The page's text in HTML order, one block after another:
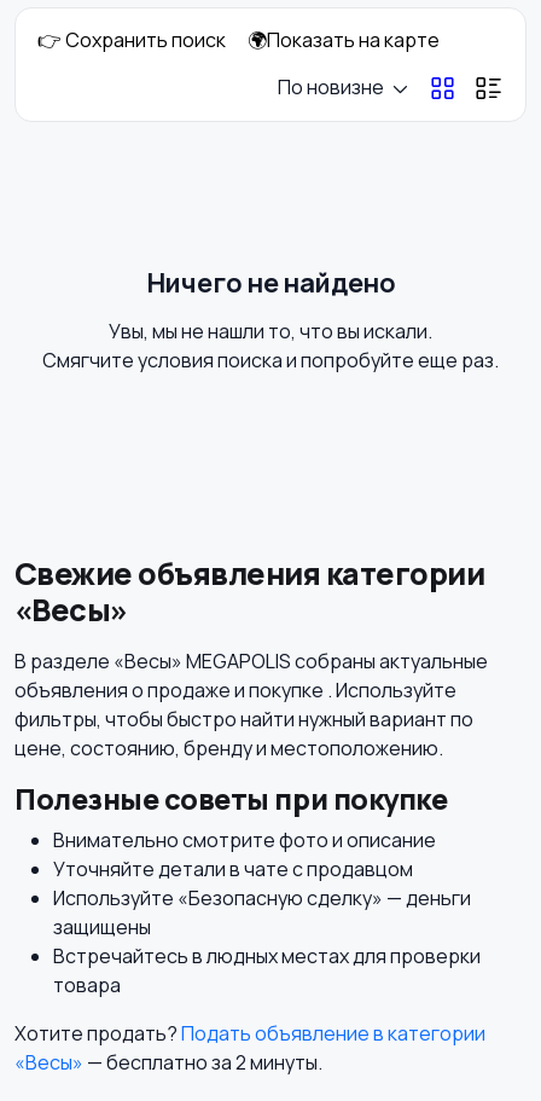
Плиты и духовые
Приготовление
Пылесосы и
оборудование
👉 Сохранить поиск
🌍Показать на карте
По новизне
Ничего не найдено
Увы, мы не нашли то, что вы искали.
Смягчите условия поиска и попробуйте еще раз.
Свежие объявления категории
«Весы»
В разделе «Весы» MEGAPOLIS собраны актуальные
объявления о продаже и покупке . Используйте
фильтры, чтобы быстро найти нужный вариант по
цене, состоянию, бренду и местоположению.
Полезные советы при покупке
Внимательно смотрите фото и описание
Уточняйте детали в чате с продавцом
Используйте «Безопасную сделку» — деньги
защищены
Встречайтесь в людных местах для проверки
товара
Хотите продать?Подать объявление в категории
«Весы» — бесплатно за 2 минуты.